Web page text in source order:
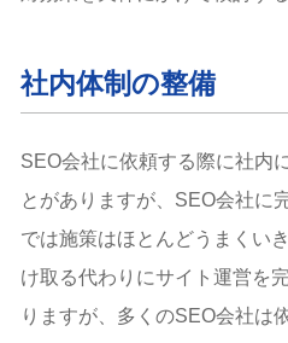
社内体制の整備
SEO会社に依頼する際に社内
とがありますが、SEO会社に
では施策はほとんどうまくい
け取る代わりにサイト運営を
りますが、多くのSEO会社は